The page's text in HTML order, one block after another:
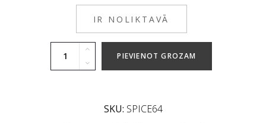
IR NOLIKTAVĀ
PIEVIENOT GROZAM
SKU: SPICE64